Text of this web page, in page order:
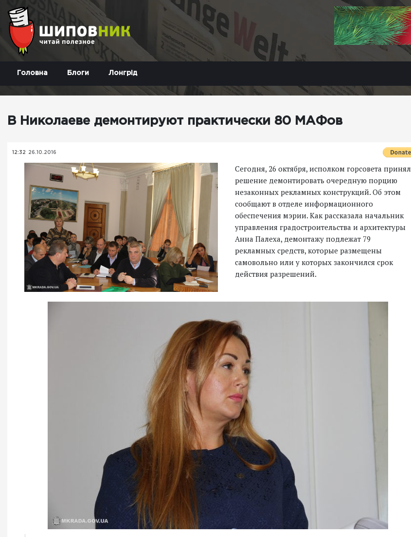
Головна Блоги Лонгрід
В Николаеве демонтируют практически 80 МАФов
12:32 26.10.2016
Сегодня, 26 октября, исполком горсовета принял
решение демонтировать очередную порцию
незаконных рекламных конструкций. Об этом
сообщают в отделе информационного
обеспечения мэрии. Как рассказала начальник
управления градостроительства и архитектуры
Анна Палеха, демонтажу подлежат 79
рекламных средств, которые размещены
самовольно или у которых закончился срок
действия разрешений.